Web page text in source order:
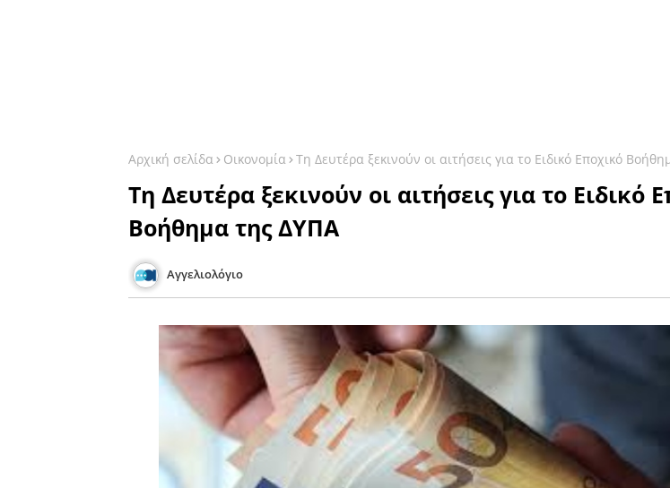
Αρχική σελίδα Οικονομία Τη Δευτέρα ξεκινούν οι αιτήσεις για το Ειδικό Εποχικό
Τη Δευτέρα ξεκινούν οι αιτήσεις για το Ειδικό
Βοήθημα της ΔΥΠΑ
Αγγελιολόγιο